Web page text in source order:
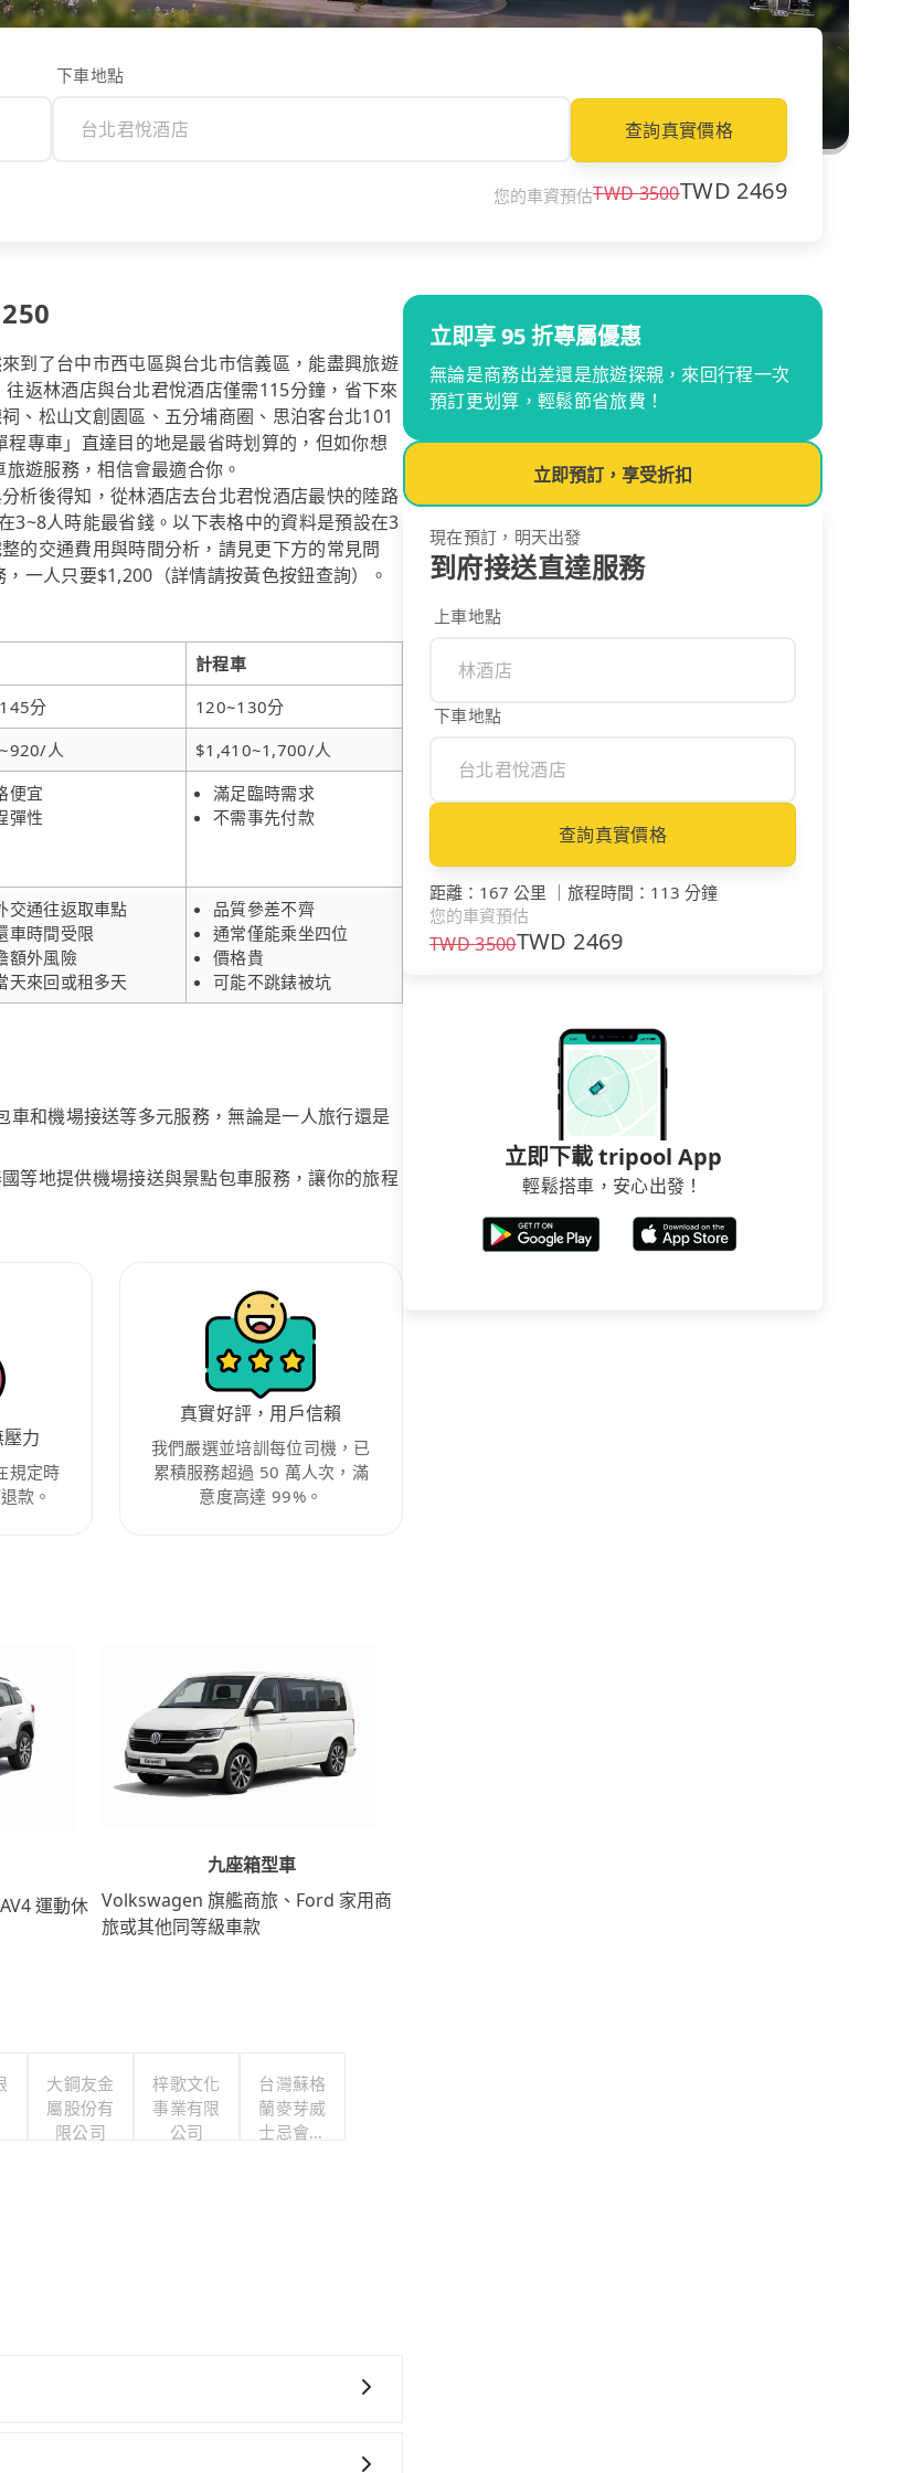
下車地點
查詢真實價格
您的車資預估TWD3500TWD 2469
到了台中市西屯區與台北市信義區，能盡興旅遊
返林酒店與台北君悅酒店僅需115分鐘，省下來
、松山文創園區、五分埔商圈、思泊客台北101
專車」直達目的地是最省時划算的，但如你想
遊服務，相信會最適合你。
析後得知，從林酒店去台北君悅酒店最快的陸路
人時能最省錢。以下表格中的資料是預設在3
的交通費用與時間分析，請見更下方的常見問
一人只要$1,200（詳情請按黃色按鈕查詢）。
計程車
分
120~130分
人
$1,410~1,700/人
便宜
彈性
滿足臨時需求
不需事先付款
交通往返取車點
車時間受限
額外風險
天來回或租多天
品質參差不齊
通常僅能乘坐四位
價格貴
可能不跳錶被坑
和機場接送等多元服務，無論是一人旅行還是
等地提供機場接送與景點包車服務，讓你的旅程
力
規定時
款。
真實好評，用戶信賴
我們嚴選並培訓每位司機，已
累積服務超過 50 萬人次，滿
意度高達 99%。
運動休
九座箱型車
Volkswagen 旗艦商旅、Ford 家用商
旅或其他同等級車款
大鋼友金
屬股份有
限公司
梓歌文化
事業有限
公司
台灣蘇格
蘭麥芽威
士忌會所
最靠近的台中高鐵站，叫一輛計程車花費約
立即享 95 折專屬優惠
無論是商務出差還是旅遊探親，來回行程一次
預訂更划算，輕鬆節省旅費！
立即預訂，享受折扣
現在預訂，明天出發
到府接送直達服務
上車地點
下車地點
查詢真實價格
距離 ： 167 公里 ｜ 旅程時間 ： 113 分鐘
您的車資預估
TWD3500TWD 2469
立即下載 tripool App
輕鬆搭車，安心出發！